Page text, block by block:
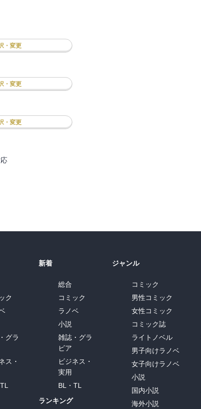
・変更
・変更
・変更
ク
グラ
ス・
新着
総合
コミック
ラノベ
小説
雑誌・グラ
ビア
ビジネス・
実用
BL・TL
ランキング
ジャンル
コミック
男性コミック
女性コミック
コミック誌
ライトノベル
男子向けラノベ
女子向けラノベ
小説
国内小説
海外小説